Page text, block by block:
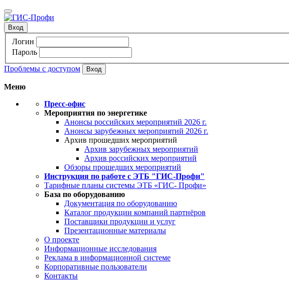
Вход
Логин
Пароль
Проблемы с доступом
Меню
Пресс-офис
Мероприятия по энергетике
Анонсы российских мероприятий 2026 г.
Анонсы зарубежных мероприятий 2026 г.
Архив прошедших мероприятий
Архив зарубежных мероприятий
Архив российских мероприятий
Обзоры прошедших мероприятий
Инструкция по работе с ЭТБ "ГИС-Профи"
Тарифные планы системы ЭТБ «ГИС- Профи»
База по оборудованию
Документация по оборудованию
Каталог продукции компаний партнёров
Поставщики продукции и услуг
Презентационные материалы
О проекте
Информационные исследования
Реклама в информационной системе
Корпоративные пользователи
Контакты